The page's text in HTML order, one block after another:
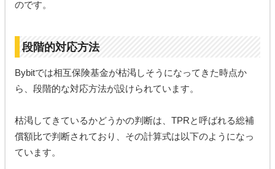
のです。
段階的対応方法
Bybitでは相互保険基金が枯渇しそうになってきた時点か
ら、段階的な対応方法が設けられています。
枯渇してきているかどうかの判断は、TPRと呼ばれる総補
償額比で判断されており、その計算式は以下のようになっ
ています。